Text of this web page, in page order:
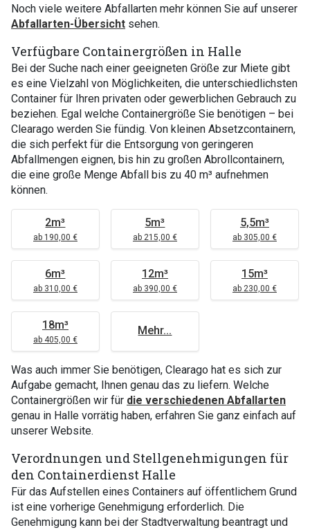
Noch viele weitere Abfallarten mehr können Sie auf unserer
Abfallarten-Übersicht sehen.
Verfügbare Containergrößen in Halle
Bei der Suche nach einer geeigneten Größe zur Miete gibt
es eine Vielzahl von Möglichkeiten, die unterschiedlichsten
Container für Ihren privaten oder gewerblichen Gebrauch zu
beziehen. Egal welche Containergröße Sie benötigen – bei
Clearago werden Sie fündig. Von kleinen Absetzcontainern,
die sich perfekt für die Entsorgung von geringeren
Abfallmengen eignen, bis hin zu großen Abrollcontainern,
die eine große Menge Abfall bis zu 40 m³ aufnehmen
können.
2m³
ab 190,00 €
5m³
ab 215,00 €
5,5m³
ab 305,00 €
6m³
ab 310,00 €
12m³
ab 390,00 €
15m³
ab 230,00 €
18m³
ab 405,00 €
Mehr...
Was auch immer Sie benötigen, Clearago hat es sich zur
Aufgabe gemacht, Ihnen genau das zu liefern. Welche
Containergrößen wir für die verschiedenen Abfallarten
genau in Halle vorrätig haben, erfahren Sie ganz einfach auf
unserer Website.
Verordnungen und Stellgenehmigungen für
den Containerdienst Halle
Für das Aufstellen eines Containers auf öffentlichem Grund
ist eine vorherige Genehmigung erforderlich. Die
Genehmigung kann bei der Stadtverwaltung beantragt und